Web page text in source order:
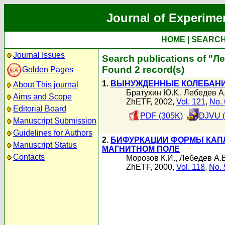
Journal of
HOME
Journal Issues
Golden Pages
About This journal
Aims and Scope
Editorial Board
Manuscript Submission
Guidelines for Authors
Manuscript Status
Contacts
Search publications of
Found 2 record(s)
1. ВЫНУЖДЕННЫЕ
Братухин Ю.К., Лебедев
ZhETF, 2002, Vol. 121, No.
PDF (305K)
DJVU
2. БИФУРКАЦИИ ФОРМЫ
МАГНИТНОМ ПОЛЕ
Морозов К.И., Лебедев
ZhETF, 2000, Vol. 118, No.